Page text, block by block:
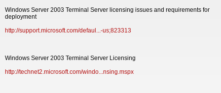
Windows Server 2003 Terminal Server licensing issues and requirements for
deployment
http://support.microsoft.com/defaul...-us;823313
Windows Server 2003 Terminal Server Licensing
http://technet2.microsoft.com/windo...nsing.mspx